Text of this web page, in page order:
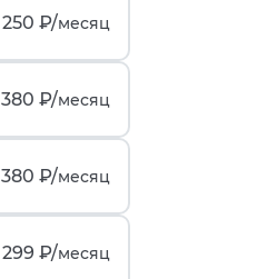
250 ₽/месяц
380 ₽/месяц
380 ₽/месяц
299 ₽/месяц